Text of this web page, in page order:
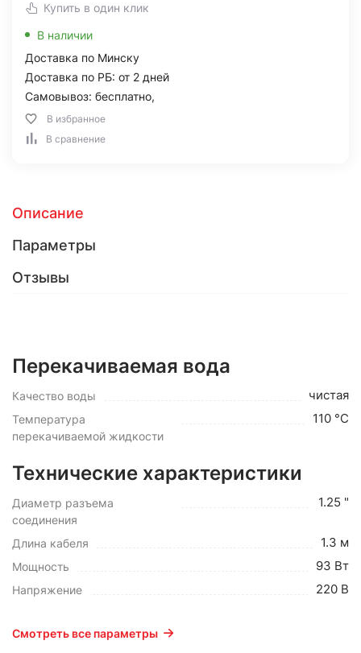
Купить в один клик
В наличии
Доставка по Минску
Доставка по РБ: от 2 дней
Самовывоз: бесплатно,
В избранное
В сравнение
Описание
Параметры
Отзывы
Перекачиваемая вода
Качество воды чистая
Температура
перекачиваемой жидкости
110 °C
Технические характеристики
Диаметр разъема
соединения
1.25 "
Длина кабеля 1.3 м
Мощность 93 Вт
Напряжение 220 В
Смотреть все параметры